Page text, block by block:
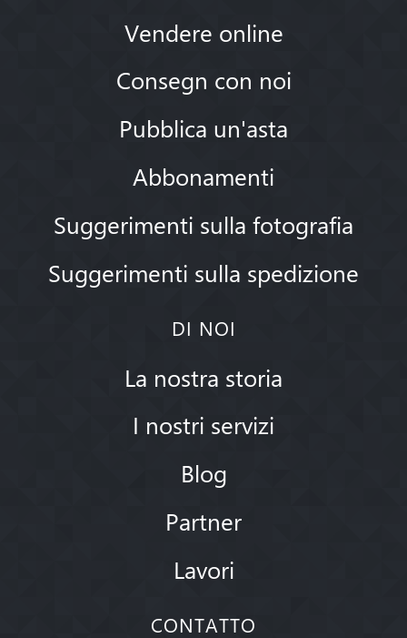
Vendere online
Consegn con noi
Pubblica un'asta
Abbonamenti
Suggerimenti sulla fotografia
Suggerimenti sulla spedizione
DI NOI
La nostra storia
I nostri servizi
Blog
Partner
Lavori
CONTATTO